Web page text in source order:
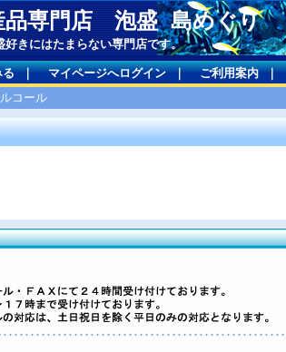
品専門店 泡盛 島めぐり
きにはたまらない専門店です。
る｜ マイページへログイン｜ ご利用案内｜
コール